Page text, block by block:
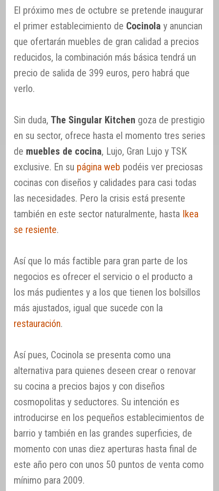
El próximo mes de octubre se pretende inaugurar
el primer establecimiento de Cocinola y anuncian
que ofertarán muebles de gran calidad a precios
reducidos, la combinación más básica tendrá un
precio de salida de 399 euros, pero habrá que
verlo.
Sin duda, The Singular Kitchen goza de prestigio
en su sector, ofrece hasta el momento tres series
de muebles de cocina, Lujo, Gran Lujo y TSK
exclusive. En su página web podéis ver preciosas
cocinas con diseños y calidades para casi todas
las necesidades. Pero la crisis está presente
también en este sector naturalmente, hasta Ikea
se resiente.
Así que lo más factible para gran parte de los
negocios es ofrecer el servicio o el producto a
los más pudientes y a los que tienen los bolsillos
más ajustados, igual que sucede con la
restauración.
Así pues, Cocinola se presenta como una
alternativa para quienes deseen crear o renovar
su cocina a precios bajos y con diseños
cosmopolitas y seductores. Su intención es
introducirse en los pequeños establecimientos de
barrio y también en las grandes superficies, de
momento con unas diez aperturas hasta final de
este año pero con unos 50 puntos de venta como
mínimo para 2009.